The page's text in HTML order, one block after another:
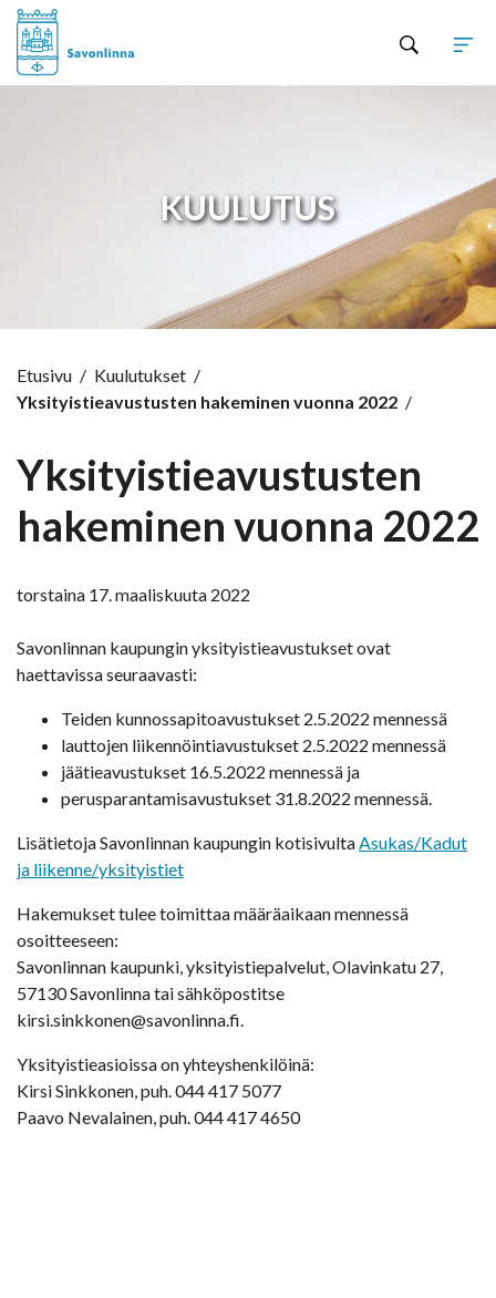
KUULUTUS
Etusivu / Kuulutukset /
Yksityistieavustusten hakeminen vuonna 2022 /
Yksityistieavustusten
hakeminen vuonna 2022
torstaina 17. maaliskuuta 2022
Savonlinnan kaupungin yksityistieavustukset ovat
haettavissa seuraavasti:
Teiden kunnossapitoavustukset 2.5.2022 mennessä
lauttojen liikennöintiavustukset 2.5.2022 mennessä
jäätieavustukset 16.5.2022 mennessä ja
perusparantamisavustukset 31.8.2022 mennessä.
Lisätietoja Savonlinnan kaupungin kotisivultaAsukas/Kadut
ja liikenne/yksityistiet
Hakemukset tulee toimittaa määräaikaan mennessä
osoitteeseen:
Savonlinnan kaupunki, yksityistiepalvelut, Olavinkatu 27,
57130 Savonlinna tai sähköpostitse
kirsi.sinkkonen@savonlinna.fi.
Yksityistieasioissa on yhteyshenkilöinä:
Kirsi Sinkkonen, puh. 044 417 5077
Paavo Nevalainen, puh. 044 417 4650